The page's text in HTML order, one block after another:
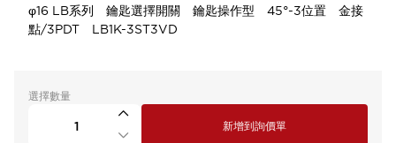
φ16 LB系列 鑰匙選擇開關 鑰匙操作型 45°-3位置 金接
點/3PDT LB1K-3ST3VD
選擇數量
新增到詢價單